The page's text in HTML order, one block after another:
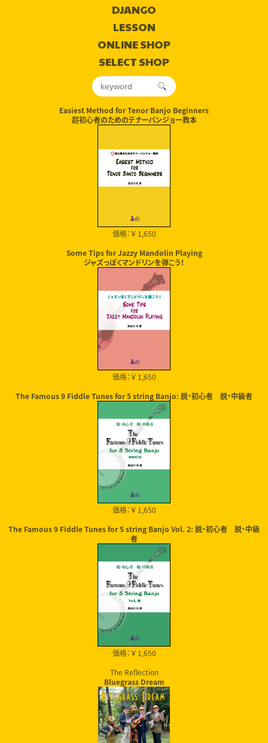
DJANGO
LESSON
ONLINE SHOP
SELECT SHOP
Easiest Method for Tenor Banjo Beginners
超初心者のためのテナーバンジョー教本
価格：￥ 1,650
Some Tips for Jazzy Mandolin Playing
ジャズっぽくマンドリンを弾こう！
価格：￥ 1,650
The Famous 9 Fiddle Tunes for 5 string Banjo: 脱・初心者 脱・中級者
価格：￥ 1,650
The Famous 9 Fiddle Tunes for 5 string Banjo Vol. 2: 脱・初心者 脱・中級
者
価格：￥ 1,650
The Reflection
Bluegrass Dream